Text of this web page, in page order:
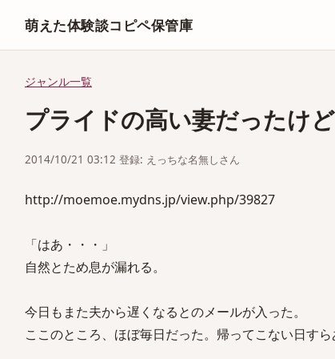
萌えた体験談コピペ保管庫
ジャンル一覧
プライドの高い妻だったけど
2014/10/21 03:12 登録: えっちな名無しさん
http://moemoe.mydns.jp/view.php/39827
「はあ・・・」
自然とため息が漏れる。
今日もまた夫から遅くなるとのメールが入った。
ここのところ、ほぼ毎日だった。帰ってこない日すら